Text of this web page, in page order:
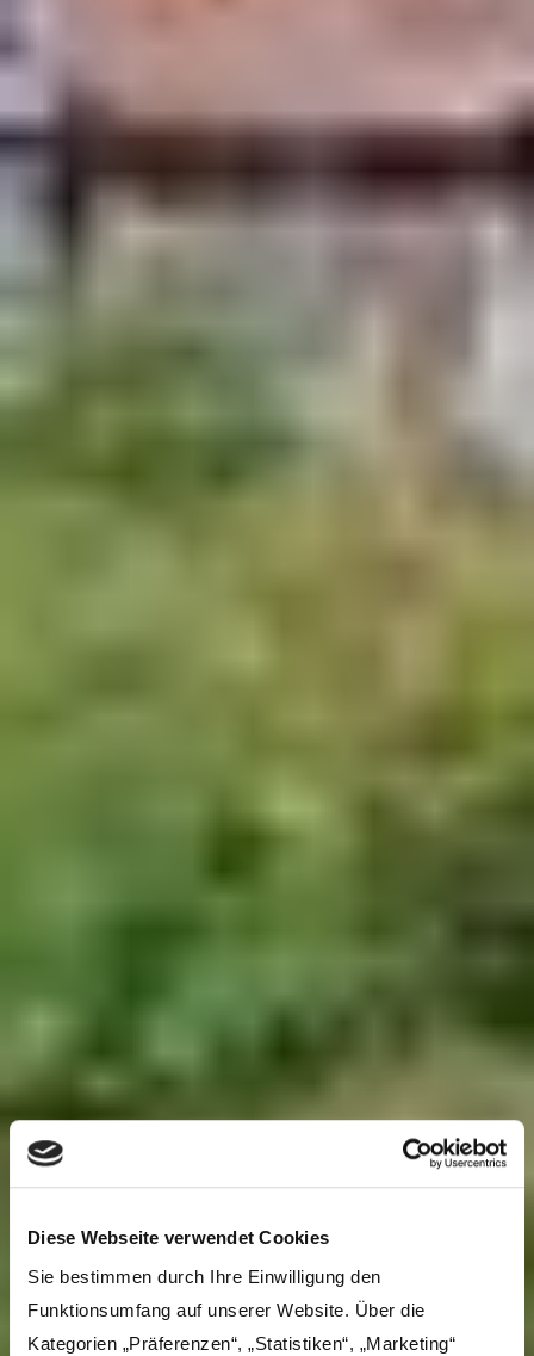
Diese Webseite verwendet Cookies
Sie bestimmen durch Ihre Einwilligung den
Funktionsumfang auf unserer Website. Über die
Kategorien „Präferenzen“, „Statistiken“, „Marketing“